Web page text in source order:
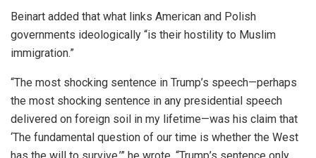
Beinart added that what links American and Polish
governments ideologically “is their hostility to Muslim
immigration.”
“The most shocking sentence in Trump’s speech—perhaps
the most shocking sentence in any presidential speech
delivered on foreign soil in my lifetime—was his claim that
‘The fundamental question of our time is whether the West
has the will to survive,’” he wrote. “Trump’s sentence only